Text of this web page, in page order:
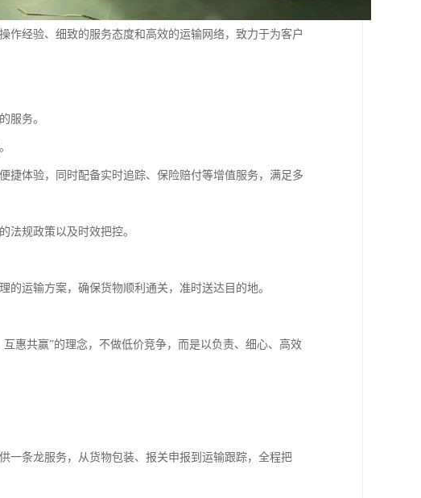
作经验、细致的服务态度和高效的运输网络，致力于为客户
服务。
捷体验，同时配备实时追踪、保险赔付等增值服务，满足多
法规政策以及时效把控。
运输方案，确保货物顺利通关，准时送达目的地。
惠共赢”的理念，不做低价竞争，而是以负责、细心、高效
一条龙服务，从货物包装、报关申报到运输跟踪，全程把